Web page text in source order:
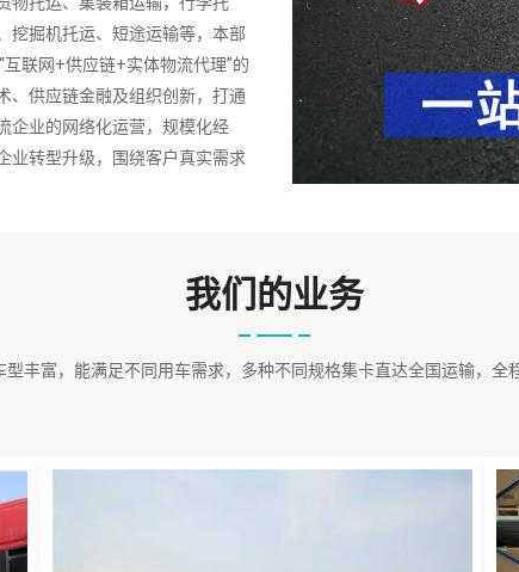
挖掘机托运、短途运输等，本部
联网+供应链+实体物流代理”的
、供应链金融及组织创新，打通
企业的网络化运营，规模化经
业转型升级，围绕客户真实需求
格的管理，使服务质量得到保我们的业务
型丰富，能满足不同用车需求，多种不同规格集卡直达全国运输，全